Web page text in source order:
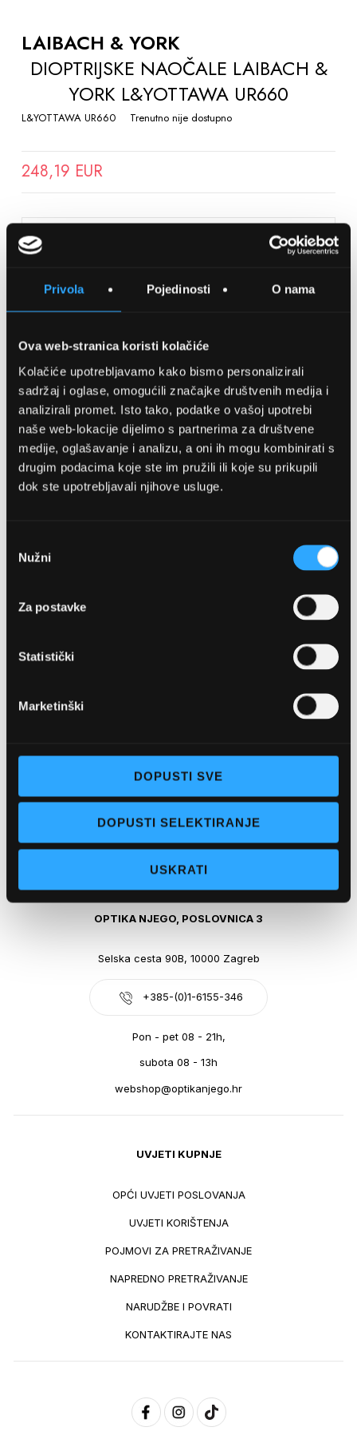
Privola Pojedinosti O nama
Ova web-stranica koristi kolačiće
Kolačiće upotrebljavamo kako bismo personalizirali
sadržaj i oglase, omogućili značajke društvenih medija i
analizirali promet. Isto tako, podatke o vašoj upotrebi
naše web-lokacije dijelimo s partnerima za društvene
medije, oglašavanje i analizu, a oni ih mogu kombinirati s
drugim podacima koje ste im pružili ili koje su prikupili
dok ste upotrebljavali njihove usluge.
pristanka
Nužni
Za postavke
Statistički
Marketinški
DOPUSTI SVE
DOPUSTI SELEKTIRANJE
USKRATI
THE
BEGINNING
OF
GALLERY
LAIBACH & YORK
DIOPTRIJSKE NAOČALE LAIBACH &
YORK L&YOTTAWA UR660
L&YOTTAWA UR660 Trenutno nije dostupno
248,19 EUR
SPREMITE NA LISTU ŽELJA
Detalji
OPTIKA NJEGO, POSLOVNICA 1
Pon - pet: 07 - 21h,
Sub: 07-21h
webshop@optikanjego.hr
OPTIKA NJEGO, POSLOVNICA 3
Selska cesta 90B, 10000 Zagreb
+385-(0)1-6155-346
Pon - pet 08 - 21h,
subota 08 - 13h
webshop@optikanjego.hr
UVJETI KUPNJE
OPĆI UVJETI POSLOVANJA
UVJETI KORIŠTENJA
POJMOVI ZA PRETRAŽIVANJE
NAPREDNO PRETRAŽIVANJE
NARUDŽBE I POVRATI
KONTAKTIRAJTE NAS